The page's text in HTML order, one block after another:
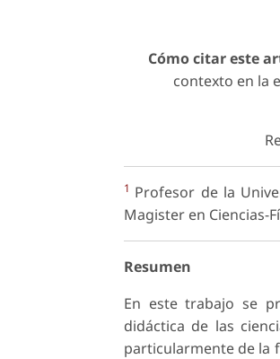
Cómo citar este
contexto en la
1 Profesor de la
Magister en Ciencias-
Resumen
En este trabajo se
didáctica de las
particularmente de la